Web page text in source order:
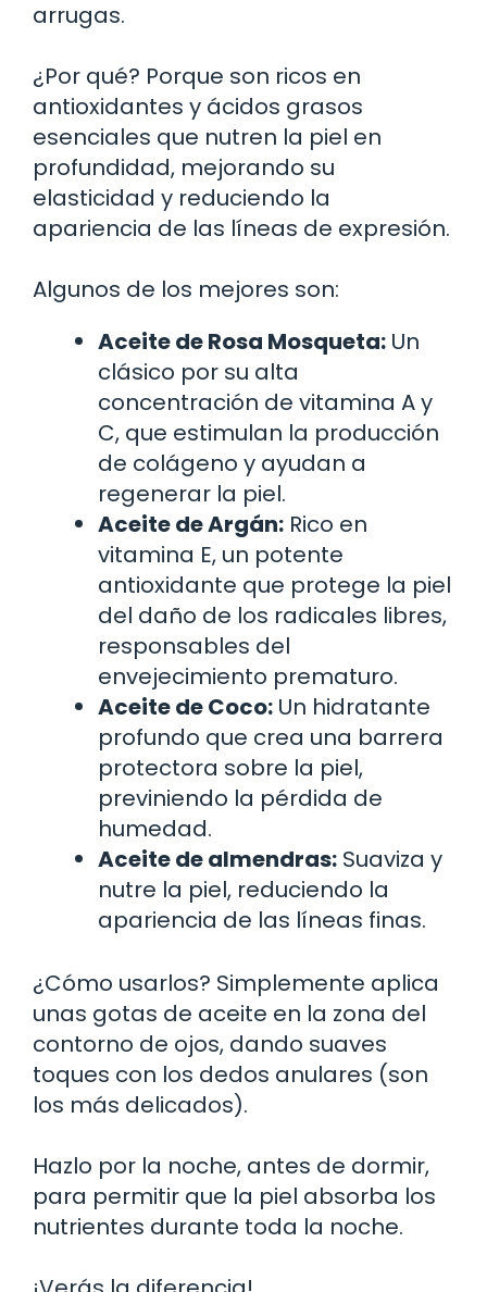
arrugas.
¿Por qué? Porque son ricos en
antioxidantes y ácidos grasos
esenciales que nutren la piel en
profundidad, mejorando su
elasticidad y reduciendo la
apariencia de las líneas de expresión.
Algunos de los mejores son:
Aceite de Rosa Mosqueta: Un
clásico por su alta
concentración de vitamina A y
C, que estimulan la producción
de colágeno y ayudan a
regenerar la piel.
Aceite de Argán: Rico en
vitamina E, un potente
antioxidante que protege la piel
del daño de los radicales libres,
responsables del
envejecimiento prematuro.
Aceite de Coco: Un hidratante
profundo que crea una barrera
protectora sobre la piel,
previniendo la pérdida de
humedad.
Aceite de almendras: Suaviza y
nutre la piel, reduciendo la
apariencia de las líneas finas.
¿Cómo usarlos? Simplemente aplica
unas gotas de aceite en la zona del
contorno de ojos, dando suaves
toques con los dedos anulares (son
los más delicados).
Hazlo por la noche, antes de dormir,
para permitir que la piel absorba los
nutrientes durante toda la noche.